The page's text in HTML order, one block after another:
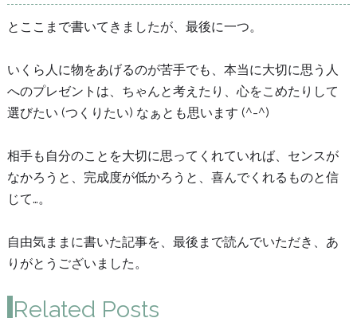
とここまで書いてきましたが、最後に一つ。
いくら人に物をあげるのが苦手でも、本当に大切に思う人
へのプレゼントは、ちゃんと考えたり、心をこめたりして
選びたい (つくりたい) なぁとも思います (^-^)
相手も自分のことを大切に思ってくれていれば、センスが
なかろうと、完成度が低かろうと、喜んでくれるものと信
じて…。
自由気ままに書いた記事を、最後まで読んでいただき、あ
りがとうございました。
Related Posts